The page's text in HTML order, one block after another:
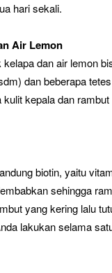
hari sekali.
Air Lemon
dan air lemon
dan beberapa
kepala dan
biotin, yaitu
sehingga
yang kering lalu
lakukan selama